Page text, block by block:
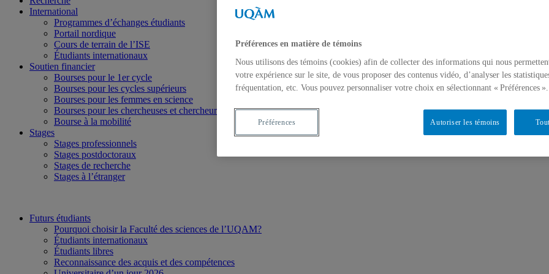
International
Programmes d’échanges étudiants
Portail nordique
Cours de terrain de l’ISE
Étudiants internationaux
Soutien financier
Bourses pour le 1er cycle
Bourses pour les cycles supérieurs
Bourses pour les femmes en science
Bourses pour les chercheuses et chercheurs postdoctoraux
Bourse à la mobilité
Stages
Stages professionnels
Stages postdoctoraux
Stages de recherche
Stages à l’étranger
Futurs étudiants
Pourquoi choisir la Faculté des sciences de l’UQAM?
Étudiants internationaux
Étudiants libres
Reconnaissance des acquis et des compétences
Préférences en matière de témoins
Nous utilisons des témoins (cookies) afin de collecter des informations qui nous
votre expérience sur le site, de vous proposer des contenus vidéo, d’analyser les
fréquentation, etc. Vous pouvez personnaliser votre choix en sélectionnant « Préférences ».
Autoriser les témoins
Préférences